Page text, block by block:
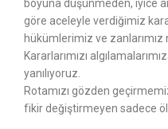
boyuna düşünmeden, iyice
göre aceleyle verdiğimiz
hükümlerimiz ve zanlarımız
Kararlarımızı
yanılıyoruz.
Rotamızı gözden
fikir değiştirmeyen sadece